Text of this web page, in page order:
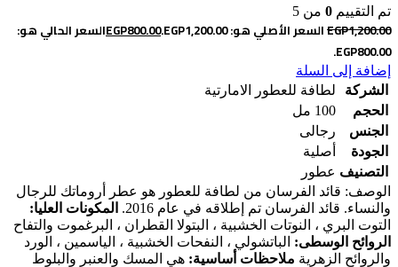
تم التقييم 0 من 5
EGP1,200.00 السعر الأصلي هو: EGP1,200.00. EGP800.00
السعر الحالي هو:
EGP800.00.
إضافة إلى السلة
الشركة
لطافة للعطور الامارتية
الحجم
100 مل
الجنس
رجالى
الجودة
أصلية
التصنيف عطور
الوصف: قائد الفرسان من لطافة للعطور هو عطر أروماتك للرجال
والنساء. قائد الفرسان تم إطلاقه في عام 2016.
المكونات العليا:
التوت البري ، النوتات الخشبية ، البتولا القطران ، البرغموت والتفاح
الروائح الوسطى: الباتشولي ، النفحات الخشبية ، الياسمين ، الورد
والروائح الزهرية ملاحظات أساسية: هي المسك والعنبر والبلوط